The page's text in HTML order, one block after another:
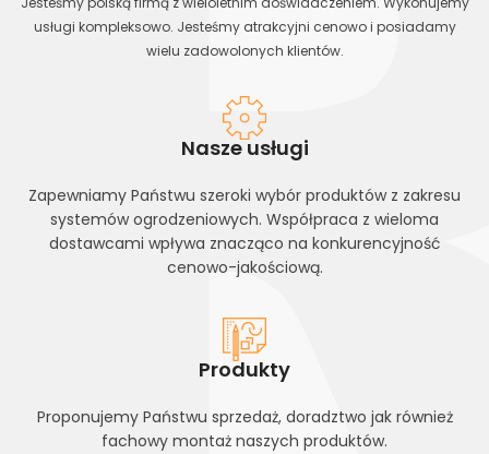
usługi kompleksowo. Jesteśmy atrakcyjni cenowo i posiadamy
wielu zadowolonych klientów.
Nasze usługi
Zapewniamy Państwu szeroki wybór produktów z zakresu
systemów ogrodzeniowych. Współpraca z wieloma
dostawcami wpływa znacząco na konkurencyjność
cenowo-jakościową.
Produkty
Proponujemy Państwu sprzedaż, doradztwo jak również
fachowy montaż naszych produktów.